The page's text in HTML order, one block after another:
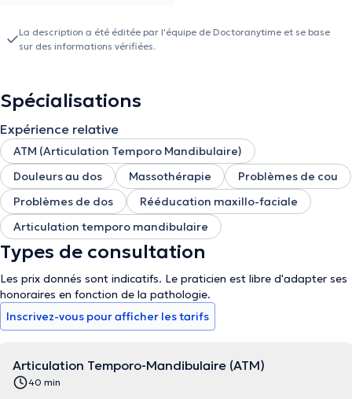
La description a été éditée par l'équipe de Doctoranytime et se base
sur des informations vérifiées.
Spécialisations
Expérience relative
ATM (Articulation Temporo Mandibulaire)
Douleurs au dos
Massothérapie
Problèmes de cou
Problèmes de dos
Rééducation maxillo-faciale
Articulation temporo mandibulaire
Types de consultation
Les prix donnés sont indicatifs. Le praticien est libre d'adapter ses
honoraires en fonction de la pathologie.
Inscrivez-vous pour afficher les tarifs
Articulation Temporo-Mandibulaire (ATM)
40 min